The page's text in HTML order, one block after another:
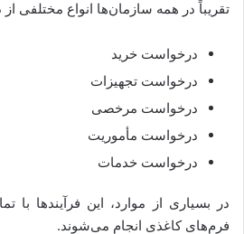
تقریباً در همه سازمان‌ها انواع مختلفی
درخواست خرید
درخواست تجهیزات
درخواست مرخصی
درخواست مأموریت
درخواست خدمات
در بسیاری از موارد، این فرآیندها با
فرم‌های کاغذی انجام می‌شوند.